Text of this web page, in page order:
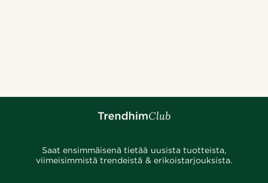
Saat ensimmäisenä tietää uusista tuotteista,
viimeisimmistä trendeistä & erikoistarjouksista.